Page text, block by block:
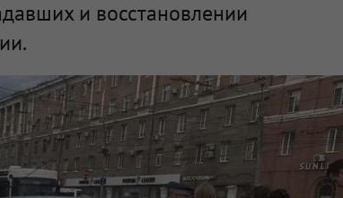
и восстановлении